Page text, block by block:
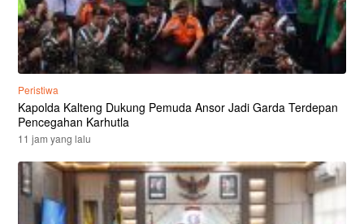
Peristiwa
Kapolda Kalteng Dukung Pemuda Ansor Jadi Garda Terdepan
Pencegahan Karhutla
11 jam yang lalu